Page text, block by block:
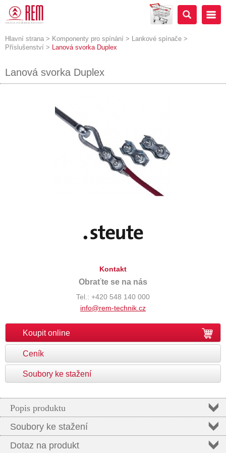
Hlavní strana > Komponenty pro spínání > Lankové spínače >
Příslušenství > Lanová svorka Duplex
Lanová svorka Duplex
Kontakt
Obraťte se na nás
Tel.: +420 548 140 000
info@rem-technik.cz
Koupit online
Ceník
Soubory ke stažení
Popis produktu
Soubory ke stažení
Dotaz na produkt